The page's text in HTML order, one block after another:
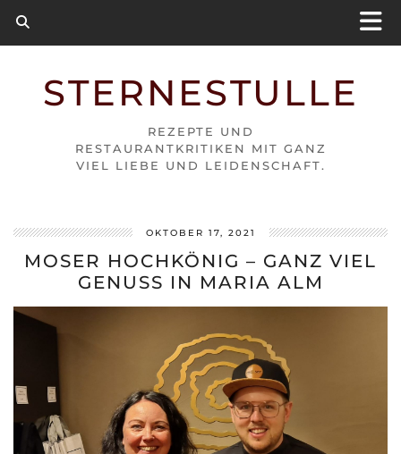
STERNESTULLE
REZEPTE UND
RESTAURANTKRITIKEN MIT GANZ
VIEL LIEBE UND LEIDENSCHAFT.
OKTOBER 17, 2021
MOSER HOCHKÖNIG – GANZ VIEL
GENUSS IN MARIA ALM